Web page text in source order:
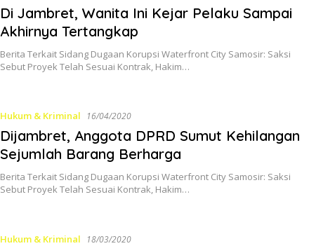
Di Jambret, Wanita Ini Kejar Pelaku Sampai
Akhirnya Tertangkap
Berita Terkait Sidang Dugaan Korupsi Waterfront City Samosir: Saksi
Sebut Proyek Telah Sesuai Kontrak, Hakim…
Hukum & Kriminal 16/04/2020
Dijambret, Anggota DPRD Sumut Kehilangan
Sejumlah Barang Berharga
Berita Terkait Sidang Dugaan Korupsi Waterfront City Samosir: Saksi
Sebut Proyek Telah Sesuai Kontrak, Hakim…
Hukum & Kriminal 18/03/2020